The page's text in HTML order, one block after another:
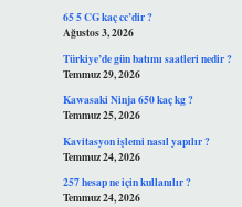
65 5 CG kaç cc’dir ?
Ağustos 3, 2026
Türkiye’de gün batımı saatleri nedir ?
Temmuz 29, 2026
Kawasaki Ninja 650 kaç kg ?
Temmuz 25, 2026
Kavitasyon işlemi nasıl yapılır ?
Temmuz 24, 2026
257 hesap ne için kullanılır ?
Temmuz 24, 2026